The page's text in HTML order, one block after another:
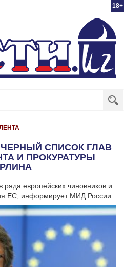
18+
СПИСОК ГЛАВ
И ПРОКУРАТУРЫ
ряда европейских чиновников и
ЕС, информирует МИД России.